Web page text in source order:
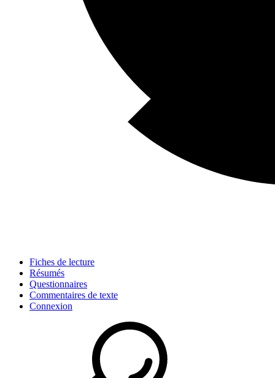
Fiches de lecture
Résumés
Questionnaires
Commentaires de texte
Connexion